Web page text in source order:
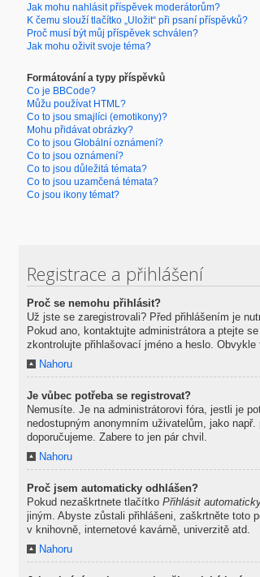
Jak mohu nahlásit příspěvek moderátorům?
K čemu slouží tlačítko „Uložit“ při psaní příspěvků?
Proč musí být můj příspěvek schválen?
Jak mohu oživit svoje téma?
Formátování a typy příspěvků
Co je BBCode?
Můžu používat HTML?
Co to jsou smajlíci (emotikony)?
Mohu přidávat obrázky?
Co to jsou Globální oznámení?
Co to jsou oznámení?
Co to jsou důležitá témata?
Co to jsou uzamčená témata?
Co jsou ikony témat?
Registrace a přihlášení
Proč se nemohu přihlásit?
Už jste se zaregistrovali? Před přihlášením je
Pokud ano, kontaktujte administrátora a ptejte
zkontrolujte přihlašovací jméno a heslo.
Nahoru
Je vůbec potřeba se registrovat?
Nemusíte. Je na administrátorovi fóra, jestli je
nedostupným anonymním uživatelům, jako
doporučujeme. Zabere to jen pár chvil.
Nahoru
Proč jsem automaticky odhlášen?
Pokud nezaškrtnete tlačítko Přihlásit
jiným. Abyste zůstali přihlášeni, zaškrtněte toto
v knihovně, internetové kavárně, univerzitě atd.
Nahoru